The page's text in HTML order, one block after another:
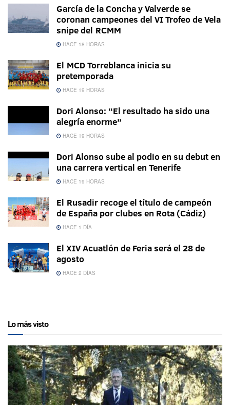
García de la Concha y Valverde se
coronan campeones del VI Trofeo de Vela
snipe del RCMM
HACE 18 HORAS
El MCD Torreblanca inicia su
pretemporada
HACE 19 HORAS
Dori Alonso: “El resultado ha sido una
alegría enorme”
HACE 19 HORAS
Dori Alonso sube al podio en su debut en
una carrera vertical en Tenerife
HACE 19 HORAS
El Rusadir recoge el título de campeón
de España por clubes en Rota (Cádiz)
HACE 1 DÍA
El XIV Acuatlón de Feria será el 28 de
agosto
HACE 2 DÍAS
Lo más visto